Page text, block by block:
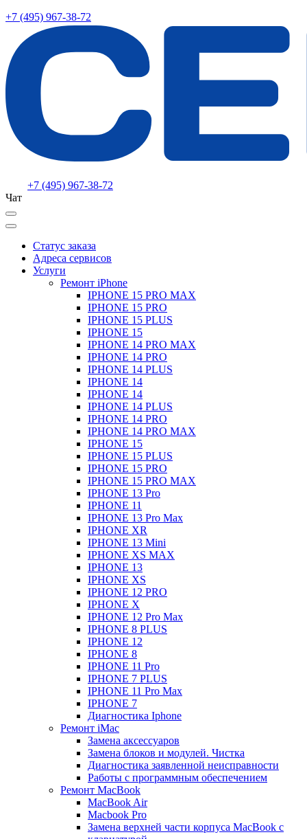
+7 (495) 967-38-72
+7 (495) 967-38-72
Чат
Статус заказа
Адреса сервисов
Услуги
Ремонт iPhone
IPHONE 15 PRO MAX
IPHONE 15 PRO
IPHONE 15 PLUS
IPHONE 15
IPHONE 14 PRO MAX
IPHONE 14 PRO
IPHONE 14 PLUS
IPHONE 14
IPHONE 14
IPHONE 14 PLUS
IPHONE 14 PRO
IPHONE 14 PRO MAX
IPHONE 15
IPHONE 15 PLUS
IPHONE 15 PRO
IPHONE 15 PRO MAX
IPHONE 13 Pro
IPHONE 11
IPHONE 13 Pro Max
IPHONE XR
IPHONE 13 Mini
IPHONE XS MAX
IPHONE 13
IPHONE XS
IPHONE 12 PRO
IPHONE X
IPHONE 12 Pro Max
IPHONE 8 PLUS
IPHONE 12
IPHONE 8
IPHONE 11 Pro
IPHONE 7 PLUS
IPHONE 11 Pro Max
IPHONE 7
Диагностика Iphone
Ремонт iMac
Замена аксессуаров
Замена блоков и модулей. Чистка
Диагностика заявленной неисправности
Работы с программным обеспечением
Ремонт MacBook
MacBook Air
Macbook Pro
Замена верхней части корпуса MacBook с